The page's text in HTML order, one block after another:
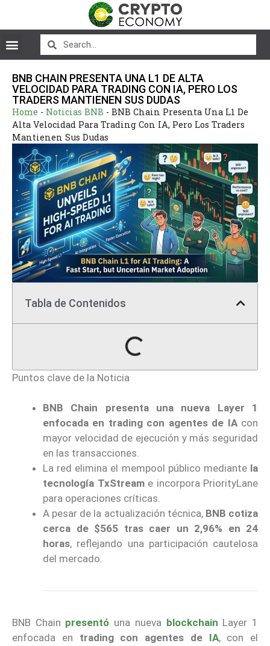
BNB CHAIN PRESENTA UNA L1 DE ALTA
VELOCIDAD PARA TRADING CON IA, PERO LOS
TRADERS MANTIENEN SUS DUDAS
Home - Noticias BNB - BNB Chain Presenta Una L1 De
Alta Velocidad Para Trading Con IA, Pero Los Traders
Mantienen Sus Dudas
Tabla de Contenidos
Puntos clave de la Noticia
BNB Chain presenta una nueva Layer 1
enfocada en trading con agentes de IAcon
mayor velocidad de ejecución y más seguridad
en las transacciones.
La red elimina el mempool público mediante la
tecnología TxStreame incorpora PriorityLane
para operaciones críticas.
A pesar de la actualización técnica, BNB cotiza
cerca de $565 tras caer un 2,96% en 24
horas, reflejando una participación cautelosa
del mercado.
BNB Chain presentó una nueva blockchain Layer 1
enfocada en trading con agentes de IA, con el